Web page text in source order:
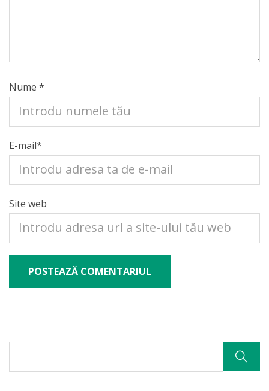
Nume *
E-mail*
Site web